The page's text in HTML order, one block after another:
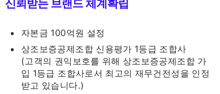
자본금 100억원 설정
상조보증공제조합 신용평가 1등급 조합사
(고객의 권익보호를 위해 상조보증공제조합 가
입 1등급 조합사로서 최고의 재무건전성을 인정
받고 있습니다.)